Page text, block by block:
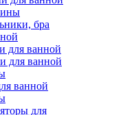
бра
для ванной
для ванной
ванной
для